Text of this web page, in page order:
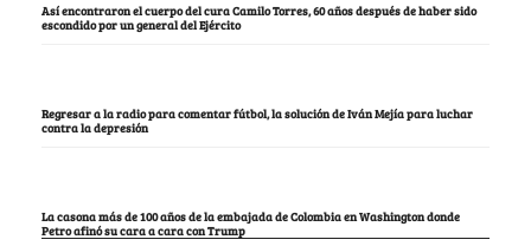
Así encontraron el cuerpo del cura Camilo Torres, 60 años después de haber sido
escondido por un general del Ejército
Regresar a la radio para comentar fútbol, la solución de Iván Mejía para luchar
contra la depresión
La casona más de 100 años de la embajada de Colombia en Washington donde
Petro afinó su cara a cara con Trump